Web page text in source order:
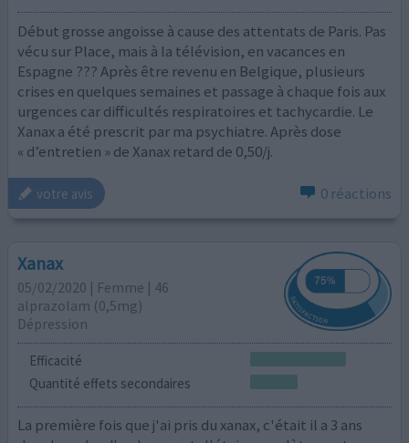
Début grosse angoisse à cause des attentats de Paris. Pas
vécu sur Place, mais à la télévision, en vacances en
Espagne ??? Après être revenu en Belgique, plusieurs
crises en quelques semaines et passage à chaque fois aux
urgences car difficultés respiratoires et tachycardie. Le
Xanax a été prescrit par ma psychiatre. Après dose
« d’entretien » de Xanax retard de 0,50/j.
votre avis 0 réactions
Xanax
05/02/2020 | Femme | 46
alprazolam (0,5mg)
Dépression
Efficacité
Quantité effets secondaires
La première fois que j'ai pris du xanax, c'était il a 3 ans